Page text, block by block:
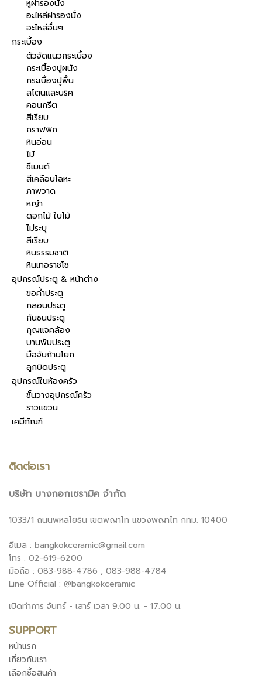
หูฝารองนั่ง
อะไหล่ฝารองนั่ง
อะไหล่อื่นๆ
กระเบื้อง
ตัวจัดแนวกระเบื้อง
กระเบื้องปูผนัง
กระเบื้องปูพื้น
สโตนและบริค
คอนกรีต
สีเรียบ
กราฟฟิก
หินอ่อน
ไม้
ซีเมนต์
สีเคลือบโลหะ
ภาพวาด
หญ้า
ดอกไม้ ใบไม้
ไม่ระบุ
สีเรียบ
หินธรรมชาติ
หินเทอราชโช
อุปกรณ์ประตู & หน้าต่าง
ขอค้ำประตู
กลอนประตู
กันชนประตู
กุญแจคล้อง
บานพับประตู
มือจับก้านโยก
ลูกบิดประตู
อุปกรณ์ในห้องครัว
ชั้นวางอุปกรณ์ครัว
ราวแขวน
เคมีภัณฑ์
ติดต่อเรา
บริษัท บางกอกเซรามิค จำกัด
1033/1 ถนนพหลโยธิน เขตพญาไท แขวงพญาไท กทม. 10400
อีเมล : bangkokceramic@gmail.com
โทร : 02-619-6200
มือถือ : 083-988-4786 , 083-988-4784
Line Official : @bangkokceramic
เปิดทำการ จันทร์ - เสาร์ เวลา 9.00 น. - 17.00 น.
SUPPORT
หน้าแรก
เกี่ยวกับเรา
เลือกซื้อสินค้า